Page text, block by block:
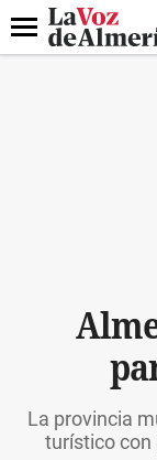
DESTACADO
Menú
La provincia
turístico con